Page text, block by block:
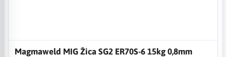
Magmaweld MIG Žica SG2 ER70S-6 15kg 0,8mm